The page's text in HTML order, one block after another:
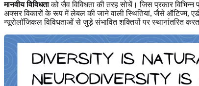
मानवीय विविधताको जैव विविधता की तरह सोचें। जिस प्रकार विभिन्न
अक्सर विकारों के रूप में लेबल की जाने वाली स्थितियां, जैसे ऑटिज्म,
न्यूरोलॉजिकल विविधताओं से जुड़े संभावित शक्तियों पर स्थानांतरित